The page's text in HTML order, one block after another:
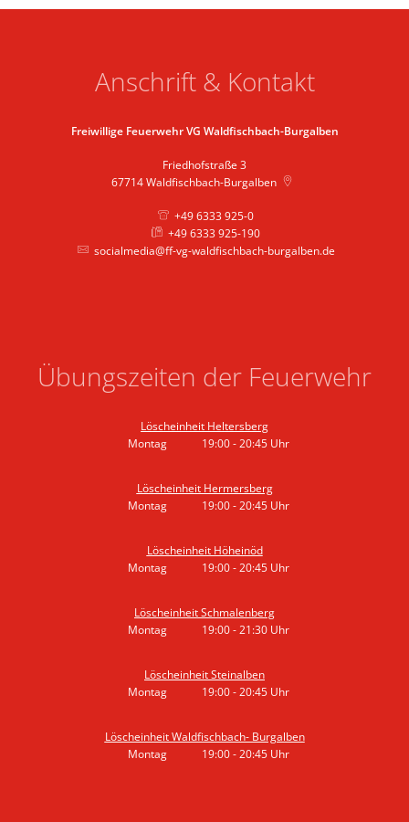
Anschrift & Kontakt
Freiwillige Feuerwehr VG Waldfischbach-Burgalben
Friedhofstraße 3
67714 Waldfischbach-Burgalben
+49 6333 925-0
+49 6333 925-190
socialmedia@ff-vg-waldfischbach-burgalben.de
Übungszeiten der Feuerwehr
Löscheinheit Heltersberg
Montag
19:00-20:45 Uhr
Löscheinheit Hermersberg
Montag
19:00-20:45 Uhr
Löscheinheit Höheinöd
Montag
19:00-20:45 Uhr
Löscheinheit Schmalenberg
Montag
19:00-21:30 Uhr
Löscheinheit Steinalben
Montag
19:00-20:45 Uhr
Löscheinheit Waldfischbach- Burgalben
Montag
19:00-20:45 Uhr